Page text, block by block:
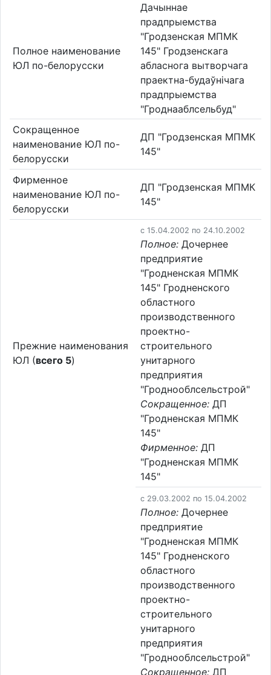
Полное наименование
ЮЛ по-белорусски
Дачыннае
прадпрыемства
"Гродзенская МПМК
145" Гродзенскага
абласнога вытворчага
праектна-будаўнічага
прадпрыемства
"Гроднааблсельбуд"
Сокращенное
наименование ЮЛ по-
белорусски
ДП "Гродзенская МПМК
145"
Фирменное
наименование ЮЛ по-
белорусски
ДП "Гродзенская МПМК
145"
Прежние наименования
ЮЛ (всего 5)
c 15.04.2002 по 24.10.2002
Полное: Дочернее
предприятие
"Гродненская МПМК
145" Гродненского
областного
производственного
проектно-
строительного
унитарного
предприятия
"Гроднооблсельстрой"
Сокращенное: ДП
"Гродненская МПМК
145"
Фирменное: ДП
"Гродненская МПМК
145"
c 29.03.2002 по 15.04.2002
Полное: Дочернее
предприятие
"Гродненская МПМК
145" Гродненского
областного
производственного
проектно-
строительного
унитарного
предприятия
"Гроднооблсельстрой"
Сокращенное: ДП